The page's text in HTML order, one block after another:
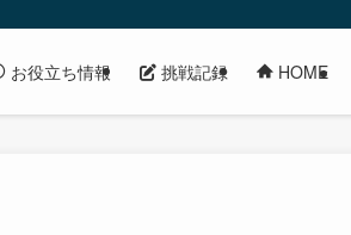
お役立ち情報 挑戦記録 HOME